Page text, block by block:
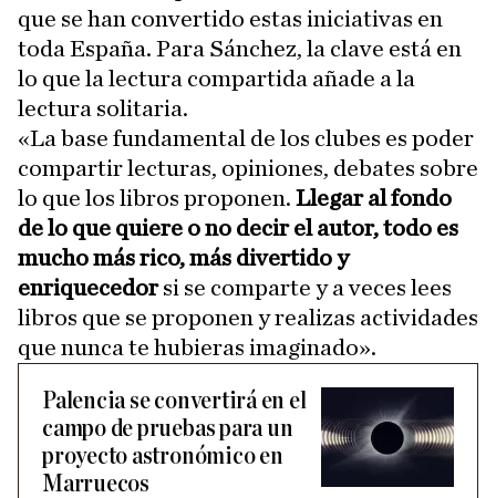
que se han convertido estas iniciativas en
toda España. Para Sánchez, la clave está en
lo que la lectura compartida añade a la
lectura solitaria.
«La base fundamental de los clubes es poder
compartir lecturas, opiniones, debates sobre
lo que los libros proponen. Llegar al fondo
de lo que quiere o no decir el autor, todo es
mucho más rico, más divertido y
enriquecedorsi se comparte y a veces lees
libros que se proponen y realizas actividades
que nunca te hubieras imaginado».
Palencia se convertirá en el
campo de pruebas para un
proyecto astronómico en
Marruecos